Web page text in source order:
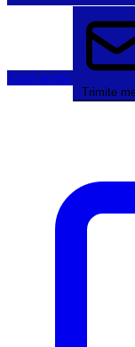
Sună acum
Trimite